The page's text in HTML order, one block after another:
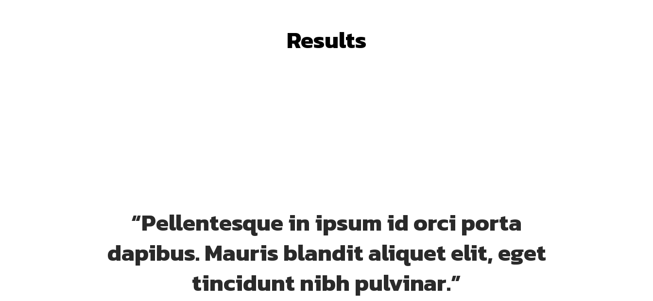
Results
“Pellentesque in ipsum id orci porta
dapibus. Mauris blandit aliquet elit, eget
tincidunt nibh pulvinar.”